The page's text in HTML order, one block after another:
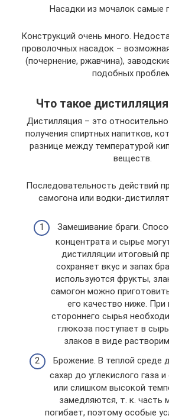
Насадки из мочалок самые
Конструкций очень много.
проволочных насадок –
(почернение, ржавчина),
подобных
Что такое
Дистилляция – это
получения спиртных напитков,
разнице между температурой
веществ.
Последовательность действий
самогона или водки-
Замешивание браги.
концентрата и сырье
дистилляции итоговый
сохраняет вкус и запах
используются фрукты,
самогон можно
его качество ниже. При
стороннего сырья
глюкоза поступает в
злаков в виде
Брожение. В теплой среде
сахар до углекислого газа
или слишком высокой
замедляются, т. к. часть
погибает, поэтому особые